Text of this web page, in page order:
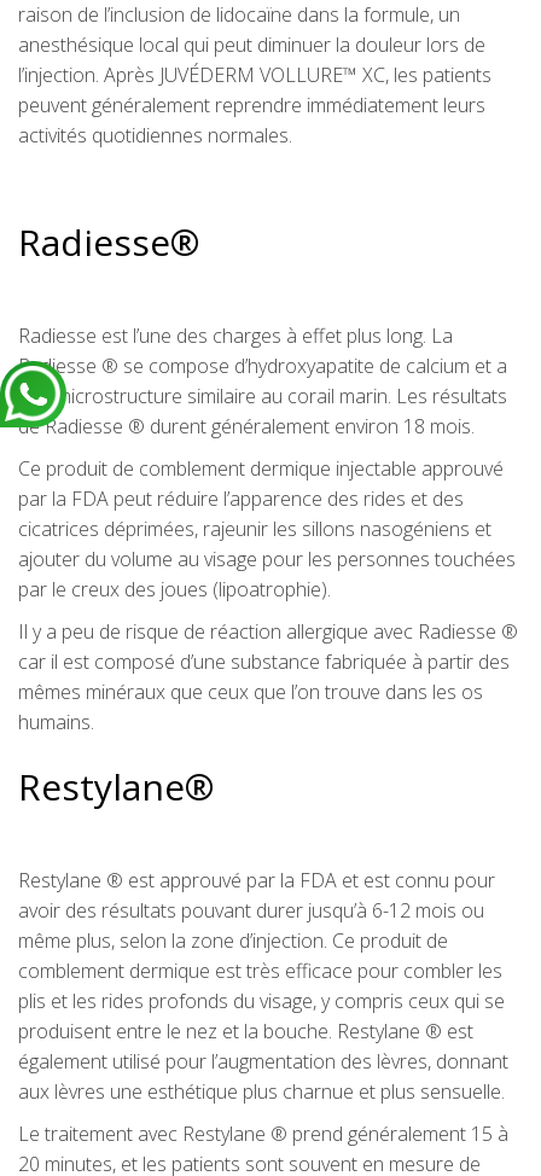
raison de l’inclusion de lidocaïne dans la formule, un
anesthésique local qui peut diminuer la douleur lors de
l’injection. Après JUVÉDERM VOLLURE™ XC, les patients
peuvent généralement reprendre immédiatement leurs
activités quotidiennes normales.
Radiesse®
Radiesse est l’une des charges à effet plus long. La
Radiesse ® se compose d’hydroxyapatite de calcium et a
une microstructure similaire au corail marin. Les résultats
de Radiesse ® durent généralement environ 18 mois.
Ce produit de comblement dermique injectable approuvé
par la FDA peut réduire l’apparence des rides et des
cicatrices déprimées, rajeunir les sillons nasogéniens et
ajouter du volume au visage pour les personnes touchées
par le creux des joues (lipoatrophie).
Il y a peu de risque de réaction allergique avec Radiesse ®
car il est composé d’une substance fabriquée à partir des
mêmes minéraux que ceux que l’on trouve dans les os
humains.
Restylane®
Restylane ® est approuvé par la FDA et est connu pour
avoir des résultats pouvant durer jusqu’à 6-12 mois ou
même plus, selon la zone d’injection. Ce produit de
comblement dermique est très efficace pour combler les
plis et les rides profonds du visage, y compris ceux qui se
produisent entre le nez et la bouche. Restylane ® est
également utilisé pour l’augmentation des lèvres, donnant
aux lèvres une esthétique plus charnue et plus sensuelle.
Le traitement avec Restylane ® prend généralement 15 à
20 minutes, et les patients sont souvent en mesure de